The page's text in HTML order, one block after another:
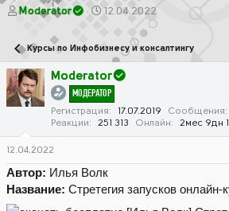
А
о
р
т
е
Moderator
Д
а
а
ч
а
л
а
12.04.2022
Курсы по Инфобизнесу и консалтингу
Moderator
МОДЕРАТОР
Регистрация 17.07.2019 Сообщения
Реакции
251 313 Онлайн 2мес 9дн
12.04.2022
Автор: Илья Волк
Название: Стретегия запусков